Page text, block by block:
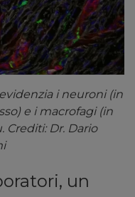
ineuroni (in
e i macrofagi (in
Crediti: Dr. Dario
un